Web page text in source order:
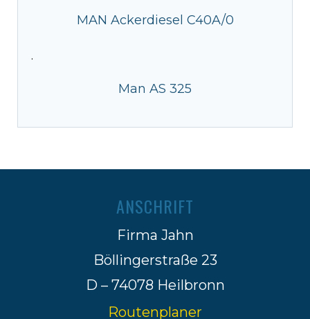
MAN Ackerdiesel C40A/0
·
Man AS 325
ANSCHRIFT
Firma Jahn
Böllingerstraße 23
D – 74078 Heilbronn
Routenplaner